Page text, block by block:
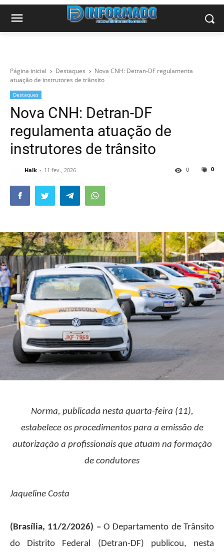
Página inicial Destaques
Nova CNH: Detran-DF regulamenta
atuação de instrutores de trânsito
Destaques
Nova CNH: Detran-DF
regulamenta atuação de
instrutores de trânsito
Halk 11 fev., 2026 0
0
Norma, publicada nesta quarta-feira (11),
estabelece os procedimentos para a emissão de
autorização a profissionais que atuam na formação
de condutores
Jaqueline Costa
(Brasília, 11/2/2026) – O Departamento de Trânsito
do Distrito Federal (Detran-DF) publicou, nesta